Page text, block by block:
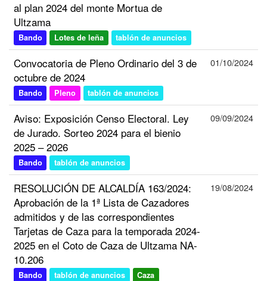
al plan 2024 del monte Mortua de
Ultzama
Bando Lotes de leña tablón de anuncios
Convocatoria de Pleno Ordinario del 3 de
octubre de 2024
Bando Pleno tablón de anuncios
01/10/2024
Aviso: Exposición Censo Electoral. Ley
de Jurado. Sorteo 2024 para el bienio
2025 – 2026
Bando tablón de anuncios
09/09/2024
RESOLUCIÓN DE ALCALDÍA 163/2024:
Aprobación de la 1ª Lista de Cazadores
admitidos y de las correspondientes
Tarjetas de Caza para la temporada 2024-
2025 en el Coto de Caza de Ultzama NA-
10.206
Bando tablón de anuncios Caza
19/08/2024